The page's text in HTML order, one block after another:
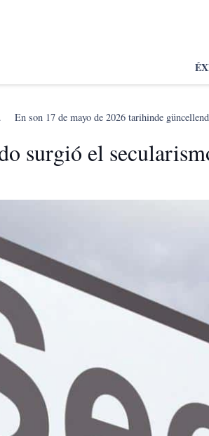
En son 17 de mayo de 2026 tarihinde
surgió el